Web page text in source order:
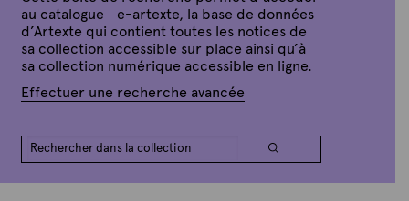
au catalogue e-artexte, la base de données
d’Artexte qui contient toutes les notices de
sa collection accessible sur place ainsi qu’à
sa collection numérique accessible en ligne.
Effectuer une recherche avancée